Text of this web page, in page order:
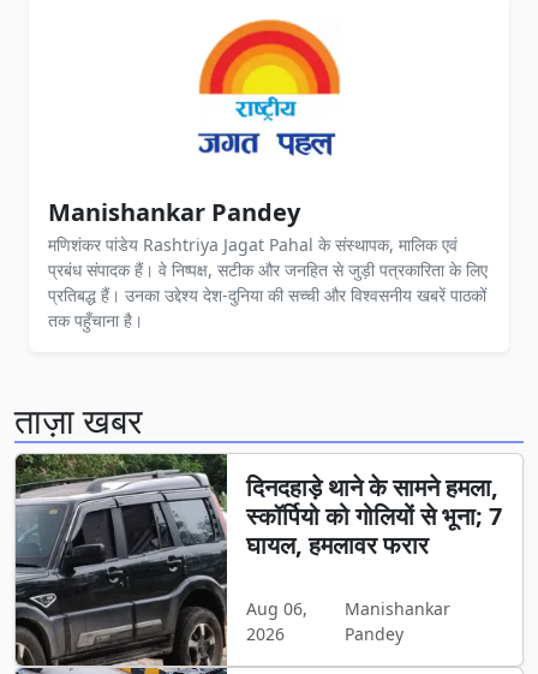
Manishankar Pandey
मणिशंकर पांडेय Rashtriya Jagat Pahal के संस्थापक, मालिक एवं
प्रबंध संपादक हैं। वे निष्पक्ष, सटीक और जनहित से जुड़ी पत्रकारिता के लिए
प्रतिबद्ध हैं। उनका उद्देश्य देश-दुनिया की सच्ची और विश्वसनीय खबरें पाठकों
तक पहुँचाना है।
ताज़ा खबर
दिनदहाड़े थाने के सामने हमला,
स्कॉर्पियो को गोलियों से भूना; 7
घायल, हमलावर फरार
Aug 06,
2026
Manishankar
Pandey